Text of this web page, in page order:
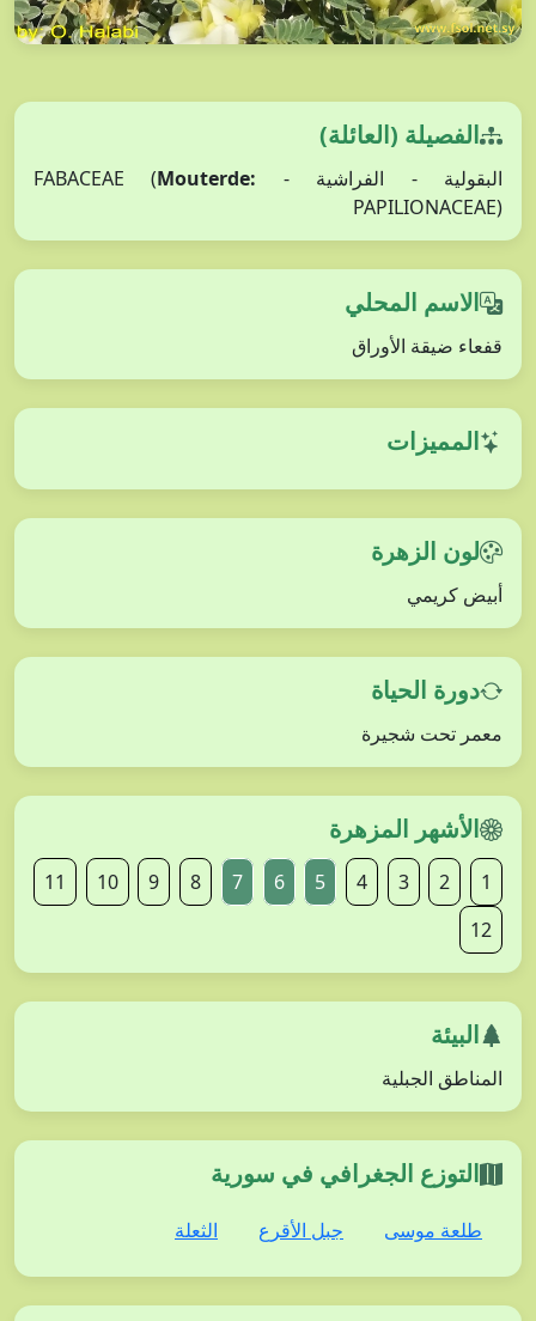
الفصيلة (العائلة)
البقولية - الفراشية - FABACEAE ( Mouterde:
PAPILIONACEAE)
الاسم المحلي
قفعاء ضيقة الأوراق
المميزات
لون الزهرة
أبيض كريمي
دورة الحياة
معمر تحت شجيرة
الأشهر المزهرة
1
2
3
4
5
6
7
8
9
10
11
12
البيئة
المناطق الجبلية
التوزع الجغرافي في سورية
طلعة موسى جبل الأقرع الثعلة